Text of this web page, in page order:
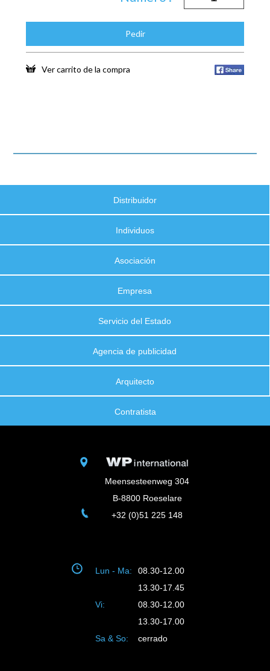
Pedir
Ver carrito de la compra
Distribuidor
Individuos
Asociación
Empresa
Servicio del Estado
Agencia de publicidad
Arquitecto
Contratista
Meensesteenweg 304
B-8800 Roeselare
+32 (0)51 225 148
Lun - Ma:
08.30-12.00
13.30-17.45
Vi:
08.30-12.00
13.30-17.00
Sa & So:
cerrado